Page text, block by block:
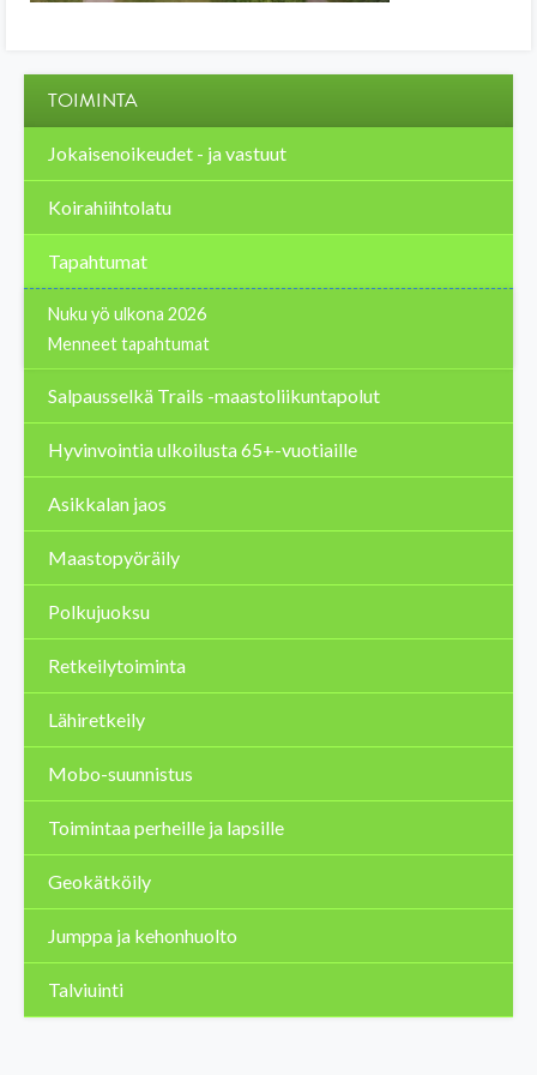
TOIMINTA
Jokaisenoikeudet - ja vastuut
Koirahiihtolatu
Tapahtumat
Nuku yö ulkona 2026
Menneet tapahtumat
Salpausselkä Trails -maastoliikuntapolut
Hyvinvointia ulkoilusta 65+-vuotiaille
Asikkalan jaos
Maastopyöräily
Polkujuoksu
Retkeilytoiminta
Lähiretkeily
Mobo-suunnistus
Toimintaa perheille ja lapsille
Geokätköily
Jumppa ja kehonhuolto
Talviuinti